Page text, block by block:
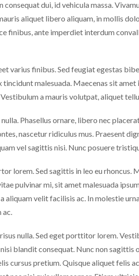
consequat dui, id vehicula massa.
aliquet libero aliquam, in mollis
finibus, ante imperdiet interdum
varius finibus. Sed feugiat egestas
tincidunt malesuada. Maecenas sit
a mauris volutpat, aliquet
Phasellus ornare, libero nec
nascetur ridiculus mus. Praesent
vel sagittis nisi. Nunc posuere
lorem. Sed sagittis in leo eu
pulvinar mi, sit amet malesuada
aliquam velit facilisis ac. In molestie
ac.
nulla. Sed eget porttitor lorem.
blandit consequat. Nunc non sagittis
cursus pretium. Quisque aliquet felis